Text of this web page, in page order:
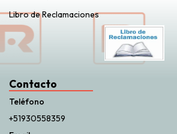
Libro de Reclamaciones
Contacto
Teléfono
+51930558359